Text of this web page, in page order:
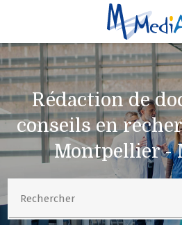
Nos secteurs d'activité
> Rédaction
recherche clinique Montpellier - MediAxe
Rédaction de
conseils en
Montpellier -
Rechercher